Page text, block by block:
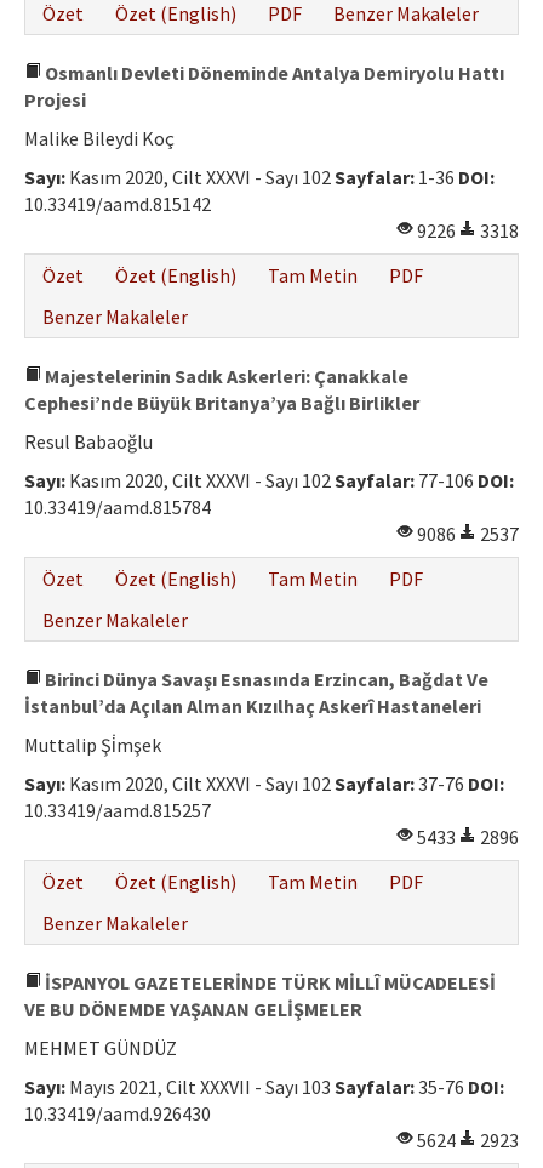
Özet
Özet (English) PDF Benzer Makaleler
Osmanlı Devleti Döneminde Antalya Demiryolu Hattı
Projesi
Malike Bileydi Koç
Sayı: Kasım 2020, Cilt XXXVI - Sayı 102Sayfalar: 1-36 DOI:
10.33419/aamd.815142
9226
3318
Özet
Özet (English) Tam Metin
PDF
Benzer Makaleler
Majestelerinin Sadık Askerleri: Çanakkale
Cephesi’nde Büyük Britanya’ya Bağlı Birlikler
Resul Babaoğlu
Sayı: Kasım 2020, Cilt XXXVI - Sayı 102Sayfalar: 77-106 DOI:
10.33419/aamd.815784
9086
2537
Özet
Özet (English) Tam Metin
PDF
Benzer Makaleler
Birinci Dünya Savaşı Esnasında Erzincan, Bağdat Ve
İstanbul’da Açılan Alman Kızılhaç Askerî Hastaneleri
Muttalip Şi̇mşek
Sayı: Kasım 2020, Cilt XXXVI - Sayı 102Sayfalar:37-76 DOI:
10.33419/aamd.815257
5433
2896
Özet
Özet (English) Tam Metin
PDF
Benzer Makaleler
İSPANYOL GAZETELERİNDE TÜRK MİLLÎ MÜCADELESİ
VE BU DÖNEMDE YAŞANAN GELİŞMELER
MEHMET GÜNDÜZ
Sayı: Mayıs 2021, Cilt XXXVII - Sayı 103 Sayfalar:35-76 DOI:
10.33419/aamd.926430
5624
2923